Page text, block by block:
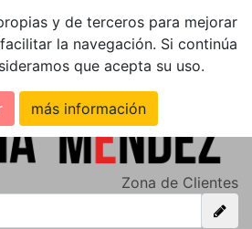
y de terceros para mejorar
la navegación. Si continúa
que acepta su uso.
más información
Zona de Clientes